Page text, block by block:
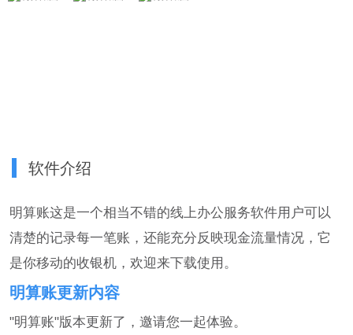
软件介绍
明算账这是一个相当不错的线上办公服务软件用户可以
清楚的记录每一笔账，还能充分反映现金流量情况，它
是你移动的收银机，欢迎来下载使用。
明算账更新内容
"明算账"版本更新了，邀请您一起体验。